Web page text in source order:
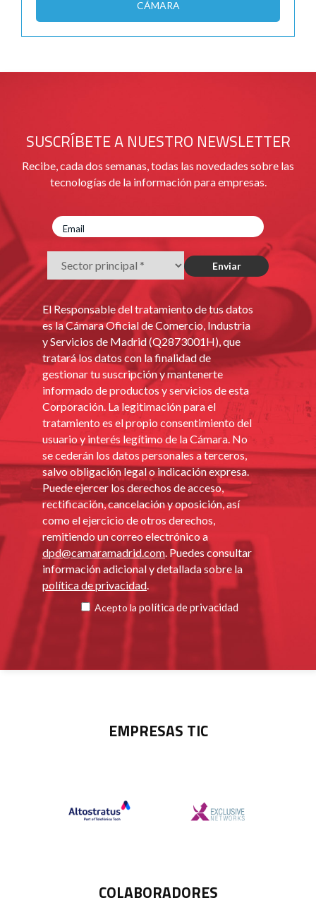
CÁMARA
SUSCRÍBETE A NUESTRO NEWSLETTER
Recibe, cada dos semanas, todas las novedades sobre las
tecnologías de la información para empresas.
El Responsable del tratamiento de tus datos
es la Cámara Oficial de Comercio, Industria
y Servicios de Madrid (Q2873001H), que
tratará los datos con la finalidad de
gestionar tu suscripción y mantenerte
informado de productos y servicios de esta
Corporación. La legitimación para el
tratamiento es el propio consentimiento del
usuario y interés legítimo de la Cámara. No
se cederán los datos personales a terceros,
salvo obligación legal o indicación expresa.
Puede ejercer los derechos de acceso,
rectificación, cancelación y oposición, así
como el ejercicio de otros derechos,
remitiendo un correo electrónico a
dpd@camaramadrid.com . Puedes consultar
información adicional y detallada sobre la
política de privacidad
Acepto la política de privacidad
EMPRESAS TIC
COLABORADORES